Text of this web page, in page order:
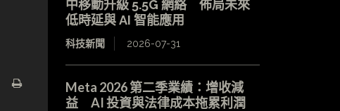
中移動升級 5.5G 網絡 佈局未來
低時延與 AI 智能應用
科技新聞 2026-07-31
Meta 2026 第二季業績：增收減
益 AI 投資與法律成本拖累利潤